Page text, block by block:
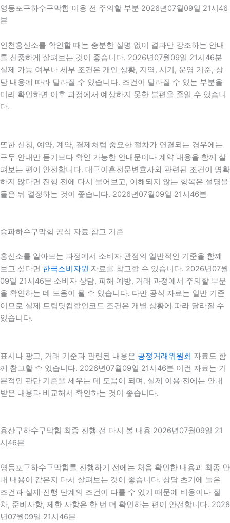
영등포구하수구막힘 이용 전 주의할 부분 2026년07월09일 21시46
분
인천흥신소를 확인할 때는 충분한 설명 없이 결과만 강조하는 안내
를 신중하게 살펴보는 것이 좋습니다. 2026년07월09일 21시46분
실제 가능 여부나 세부 조건은 개인 상황, 지역, 시기, 운영 기준, 상
담 내용에 따라 달라질 수 있습니다. 조건이 달라질 수 있는 부분을
미리 확인하면 이후 과정에서 예상하지 못한 불편을 줄일 수 있습니
다.
또한 신청, 예약, 계약, 결제처럼 중요한 절차가 연결되는 경우에는
구두 안내만 듣기보다 확인 가능한 안내문이나 계약 내용을 함께 살
펴보는 편이 안전합니다. 대구이혼전문변호사와 관련된 조건이 명확
하지 않다면 진행 전에 다시 물어보고, 이해되지 않는 항목은 설명을
들은 뒤 결정하는 것이 좋습니다. 2026년07월09일 21시46분
송파하수구막힘 공식 자료 참고 기준
흥신소를 알아보는 과정에서 소비자 관점의 일반적인 기준을 함께
보고 싶다면 한국소비자원 자료를 참고할 수 있습니다. 2026년07월
09일 21시46분 소비자 상담, 피해 예방, 거래 과정에서 주의할 부분
을 확인하는 데 도움이 될 수 있습니다. 다만 공식 자료는 일반 기준
이므로 실제 트립닷컴할인코드 조건은 개별 상황에 따라 달라질 수
있습니다.
표시나 광고, 거래 기준과 관련된 내용은 공정거래위원회 자료도 함
께 참고할 수 있습니다. 2026년07월09일 21시46분 이런 자료는 기
본적인 판단 기준을 세우는 데 도움이 되며, 실제 이용 전에는 안내
받은 내용과 비교해서 확인하는 것이 좋습니다.
용산구하수구막힘 최종 진행 전 다시 볼 내용 2026년07월09일 21
시46분
영등포구하수구막힘를 진행하기 전에는 처음 확인한 내용과 최종 안
내 내용이 같은지 다시 살펴보는 것이 좋습니다. 상담 초기에 들은
조건과 실제 진행 단계의 조건이 다를 수 있기 때문에 비용이나 절
차, 준비사항, 제한 사항은 한 번 더 확인하는 편이 안전합니다. 2026
년07월09일 21시46분